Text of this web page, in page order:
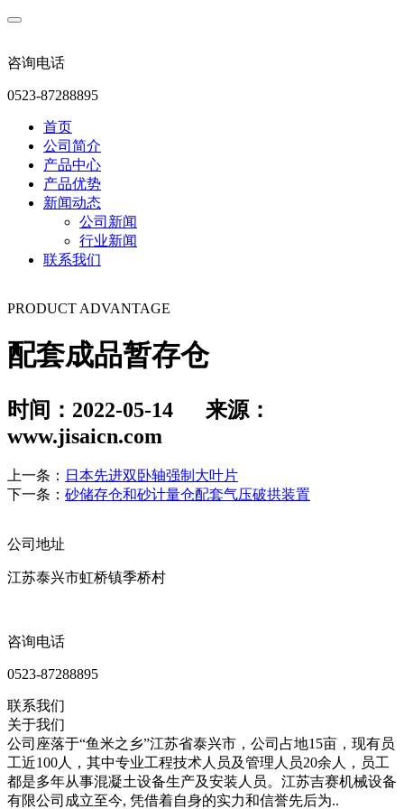
咨询电话
0523-87288895
首页
公司简介
产品中心
产品优势
新闻动态
公司新闻
行业新闻
联系我们
PRODUCT ADVANTAGE
配套成品暂存仓
时间：2022-05-14 来源：
www.jisaicn.com
上一条： 日本先进双卧轴强制大叶片
下一条： 砂储存仓和砂计量仓配套气压破拱装置
公司地址
江苏泰兴市虹桥镇季桥村
咨询电话
0523-87288895
联系我们
关于我们
公司座落于“鱼米之乡”江苏省泰兴市，公司占地15亩，现有员
工近100人，其中专业工程技术人员及管理人员20余人，员工
都是多年从事混凝土设备生产及安装人员。江苏吉赛机械设备
有限公司成立至今, 凭借着自身的实力和信誉先后为..